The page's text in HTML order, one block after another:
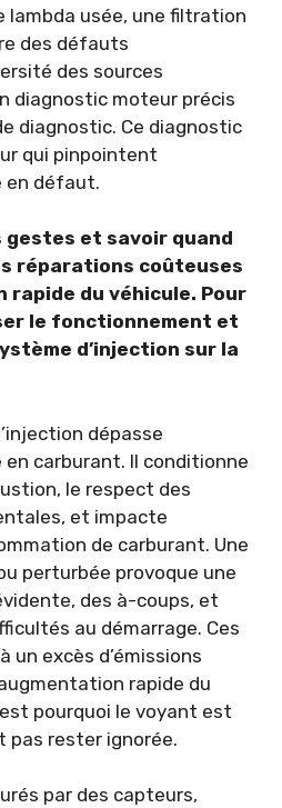
lambda usée, une filtration
des défauts
des sources
diagnostic moteur précis
diagnostic. Ce diagnostic
qui pinpointent
en défaut.
gestes et savoir quand
réparations coûteuses
rapide du véhicule. Pour
le fonctionnement et
d’injection sur la
dépasse
en carburant. Il conditionne
le respect des
et impacte
de carburant. Une
perturbée provoque une
des à-coups, et
au démarrage. Ces
excès d’émissions
rapide du
pourquoi le voyant est
pas rester ignorée.
par des capteurs,